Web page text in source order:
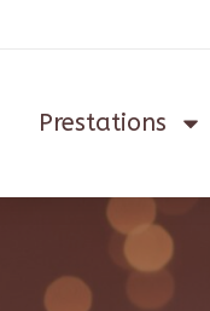
Prestations